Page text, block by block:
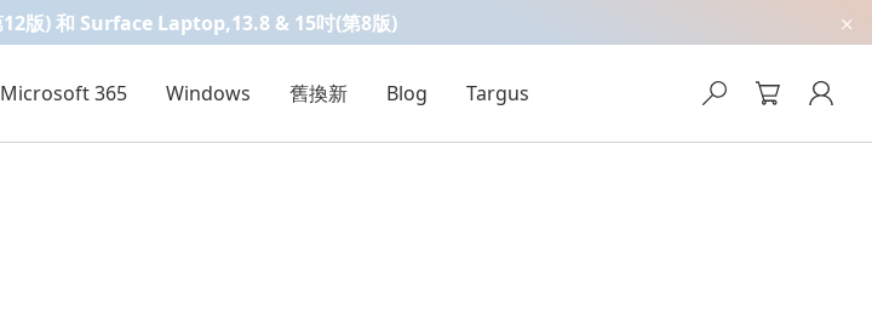
版) 和 Surface Laptop,13.8 & 15吋(第8版)
Microsoft 365 Windows 舊換新 Blog Targus